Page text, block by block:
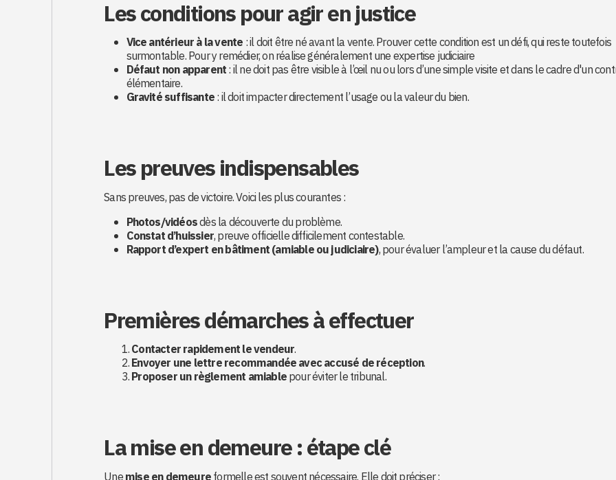
Les conditions pour agir en justice
Vice antérieur à la vente : il doit être né avant la vente. Prouver cette condition est un défi, qui reste toutefois
surmontable. Pour y remédier, on réalise généralement une expertise judiciaire
Défaut non apparent: il ne doit pas être visible à l’œil nu ou lors d’une simple visite et dans le cadre d'un
élémentaire.
Gravité suffisante: il doit impacter directement l’usage ou la valeur du bien.
Les preuves indispensables
Sans preuves, pas de victoire. Voici les plus courantes :
Photos/vidéosdès la découverte du problème.
Constat d’huissier, preuve officielle difficilement contestable.
Rapport d’expert en bâtiment (amiable ou judiciaire), pour évaluer l’ampleur et la cause du défaut.
Premières démarches à effectuer
Contacter rapidement le vendeur.
Envoyer une lettre recommandée avec accusé de réception.
Proposer un règlement amiablepour éviter le tribunal.
La mise en demeure : étape clé
Unemise en demeureformelle est souvent nécessaire. Elle doit préciser :